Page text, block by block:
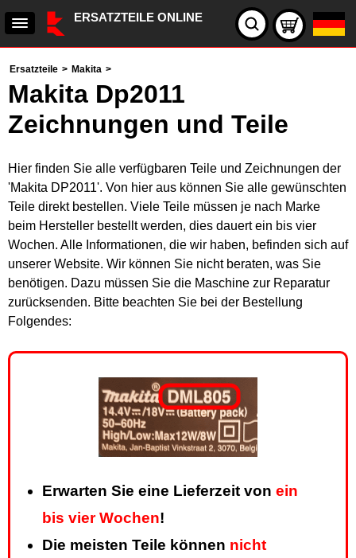
ERSATZTEILE ONLINE
Ersatzteile > Makita >
Makita Dp2011
Zeichnungen und Teile
Hier finden Sie alle verfügbaren Teile und Zeichnungen der
'Makita DP2011'. Von hier aus können Sie alle gewünschten
Teile direkt bestellen. Viele Teile müssen je nach Marke
beim Hersteller bestellt werden, dies dauert ein bis vier
Wochen. Alle Informationen, die wir haben, befinden sich auf
unserer Website. Wir können Sie nicht beraten, was Sie
benötigen. Dazu müssen Sie die Maschine zur Reparatur
zurücksenden. Bitte beachten Sie bei der Bestellung
Folgendes:
Erwarten Sie eine Lieferzeit von ein
bis vier Wochen!
Die meisten Teile können nicht